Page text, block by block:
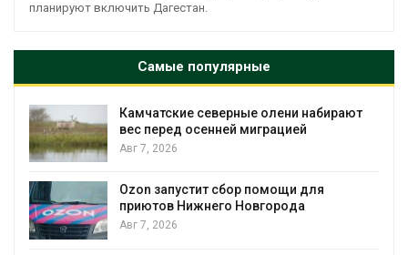
планируют включить Дагестан.
Самые популярные
Камчатские северные олени набирают
вес перед осенней миграцией
Авг 7, 2026
Ozon запустит сбор помощи для
приютов Нижнего Новгорода
Авг 7, 2026